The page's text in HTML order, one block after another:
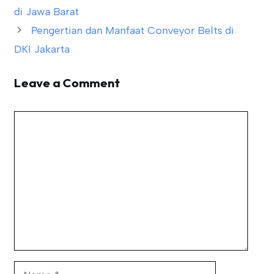
di Jawa Barat
Pengertian dan Manfaat Conveyor Belts di
DKI Jakarta
Leave a Comment